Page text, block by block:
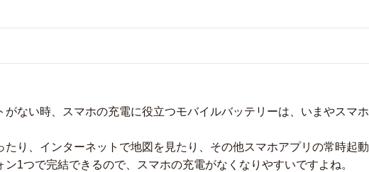
がない時、スマホの充電に役立つモバイルバッテリーは、いまやスマホ
たり、インターネットで地図を見たり、その他スマホアプリの常時起動
1つで完結できるので、スマホの充電がなくなりやすいですよね。